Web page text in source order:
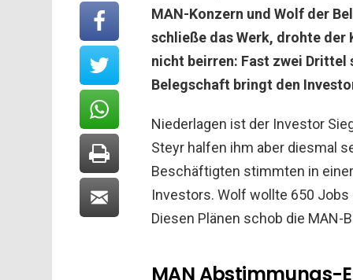
MAN-Konzern und Wolf der
schließe das Werk, drohte der
nicht beirren: Fast zwei Drittel
Belegschaft bringt den
Niederlagen ist der Investor
Steyr halfen ihm aber diesmal
Beschäftigten stimmten in
Investors. Wolf wollte 650
Diesen Plänen schob die MAN-
MAN Abstimmungs-